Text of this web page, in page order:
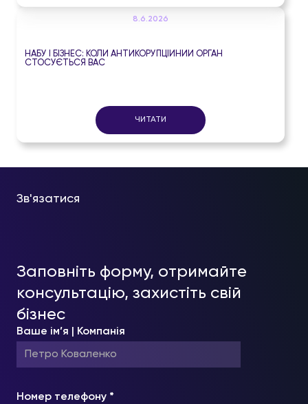
8.6.2026
НАБУ І БІЗНЕС: КОЛИ АНТИКОРУПЦІЙНИЙ ОРГАН
СТОСУЄТЬСЯ ВАС
ЧИТАТИ
Зв'язатися
Заповніть форму, отримайте
консультацію, захистіть свій
бізнес
Ваше ім’я | Компанія
Номер телефону *